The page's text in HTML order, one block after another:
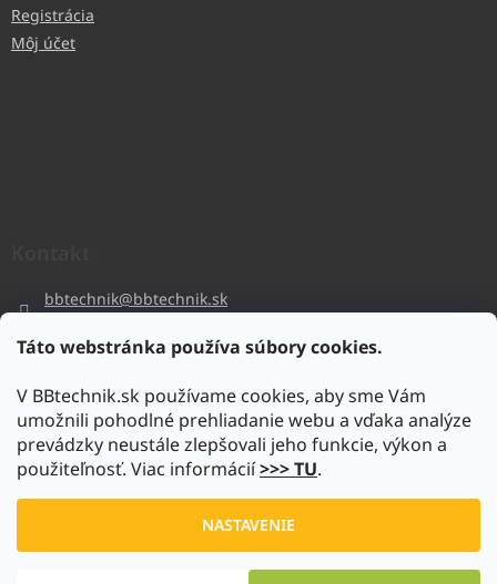
Táto webstránka používa súbory cookies.
V BBtechnik.sk používame cookies, aby sme Vám
umožnili pohodlné prehliadanie webu a vďaka analýze
prevádzky neustále zlepšovali jeho funkcie, výkon a
použiteľnosť. Viac informácií>>> TU.
NASTAVENIE
Registrácia
Môj účet
bbtechnik@bbtechnik.sk
bbtechnik
https://www.youtube.com/@bb-techniks.r.o.7746
www.bbtechnik.sk. Všetky práva vyhradené.